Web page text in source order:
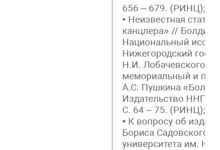
656 – 679. (РИНЦ);
• Неизвестная
канцлера» //
Национальный
Нижегородский
Н.И. Лобачевского;
мемориальный и
А.С. Пушкина
Издательство ННГУ
С. 64 – 75. (РИНЦ);
• К вопросу об
Бориса Садовского
университета им.